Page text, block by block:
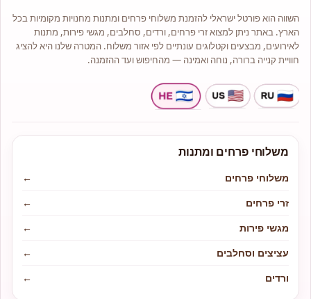
השווה הוא פורטל ישראלי להזמנת משלוחי פרחים ומתנות מחנויות מקומיות בכל
הארץ. באתר ניתן למצוא זרי פרחים, ורדים, סחלבים, מגשי פירות, מתנות
לאירועים, מבצעים וקטלוגים עונתיים לפי אזור משלוח. המטרה שלנו היא להציג
חוויית קנייה ברורה, נוחה ואמינה — מהחיפוש ועד ההזמנה.
משלוחי פרחים ומתנות
משלוחי פרחים
←
זרי פרחים
←
מגשי פירות
←
עציצים וסחלבים
←
ורדים
←